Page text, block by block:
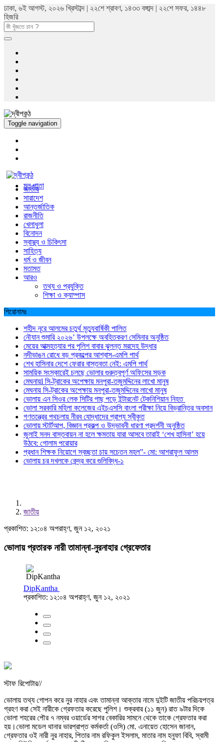
ঢাকা, ৬ই আগস্ট, ২০২৬ খ্রিস্টাব্দ | ২২শে শ্রাবণ, ১৪৩৩ বঙ্গাব্দ | ২২শে সফর, ১৪৪৮
হিজরি
Toggle navigation
মুল পাতা
জাতীয়
সারাদেশ
আন্তর্জাতিক
রাজনীতি
খেলাধুলা
বিনোদন
স্বাস্থ্য ও চিকিৎসা
সাহিত্য
ধর্ম ও জীবন
মতামত
আরও
তথ্য ও প্রযুক্তি
শিক্ষা ও ক্যাম্পাস
শিরোনামঃ
শহীদ নূরে আলমের চতুর্থ মৃত্যুবার্ষিকী পালিত
নৌযান শুমারি ২০২৬’ উপলক্ষে অবহিতকরণ সেমিনার অনুষ্ঠিত
মেয়ের আত্মহত্যার পর পুলিশ বাবার ঝুলন্ত মরদেহ উদ্ধার
নদীভাঙন রোধে বড় প্রকল্পের আশ্বাস-এমপি পার্থ
শেখ হাসিনার দেশে ফেরার বাস্তবতা নেই: এমপি পার্থ
সাময়িক সংস্কারেই চলছে ভোলার গুরুত্বপূর্ণ অফিসের সড়ক
মেঘনায়l সি-ট্রাকের অপেক্ষায় মনপুরা-তজুমদ্দিনের লাখো মানুষ
মেঘনায় সি-ট্রাকের অপেক্ষায় মনপুরা-তজুমদ্দিনের লাখো মানুষ
ভোলায় এন সিওর লেক সিটির গাছ পড়ে ইন্টারনেট টেকনিশিয়ান নিহত
ভোলা সরকারি মহিলা কলেজের এইচএসসি বাংলা পরীক্ষা নিয়ে বিভ্রান্তির অবসান
গণতন্ত্রের পথচলায় নীরব যোদ্ধাদের প্রাপ্য স্বীকৃত
ভোলায় স্টার্টআপ, বিজ্ঞান প্রকল্প ও উদ্ভাবনী ধারণা প্রদর্শনী অনুষ্ঠিত
জুলাই সনদ বাস্তবায়ন না হলে ক্ষমতায় যারা আসবে তারাই ‘শেখ হাসিনা’ হয়ে
উঠবে: গোলাম পরোয়ার
প্রধান শিক্ষক নিয়োগে স্বচ্ছতা চায় সচেতন মহল”- মো: আশরাফুল আলম
ভোলায় চর দখলকে কেন্দ্র করে গুলিবিদ্ধ-১
জাতীয়
প্রকাশিত: ১২:০৪ অপরাহ্ণ, জুন ১২, ২০২১
ভোলায় প্রতারক নারী তামান্না-নুরনাহার গ্রেফেতার
DipKantha
প্রকাশিত: ১২:০৪ অপরাহ্ণ, জুন ১২, ২০২১
স্টাফ রিপোটার//
ভোলায় তথ্য গোপন করে নুর নাহার এবং তামান্না আক্তার নামে দুইটি জাতীয় পরিচয়পত্র
গ্রহণ করা সেই নারীকে গ্রেফতার করেছে পুলিশ। শুক্রবার (১১ জুন) রাত ৯টার দিকে
ভোলা শহরের পৌর ৭ নম্বর ওয়ার্ডের সাগর বেকারির সামনে থেকে তাকে গ্রেফতার করা
হয়।ভোলা মডেল থানার ভারপ্রাপ্ত কর্মকর্তা (ওসি) মো. এনায়েত হোসেন জানান,
গ্রেফতার ওই নারী নুর নাহার, পিতার নাম রফিকুল ইসলাম, মাতার নাম হনুফা বিবি, স্বামী